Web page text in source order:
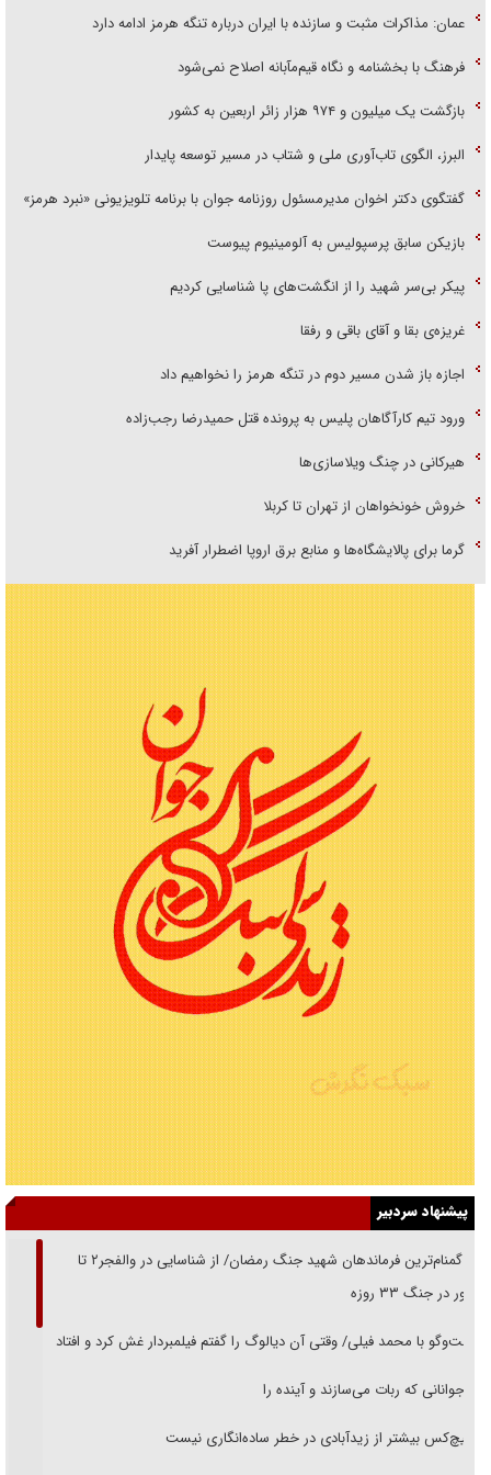
عمان: مذاکرات مثبت و سازنده با ایران درباره تنگه هرمز ادامه دارد
فرهنگ با بخشنامه و نگاه قیم‌مآبانه اصلاح نمی‌شود
بازگشت یک میلیون و ۹۷۴ هزار زائر اربعین به کشور
البرز، الگوی تاب‌آوری ملی و شتاب در مسیر توسعه پایدار
گفتگوی دکتر اخوان مدیرمسئول روزنامه جوان با برنامه تلویزیونی «نبرد هرمز»
بازیکن سابق پرسپولیس به آلومینیوم پیوست
پیکر بی‌سر شهید را از انگشت‌های پا شناسایی کردیم
غریزه‌ی بقا و آقای باقی و رفقا
اجازه باز شدن مسیر دوم در تنگه هرمز را نخواهیم داد
ورود تیم کارآگاهان پلیس به پرونده قتل حمیدرضا رجب‌زاده
هیرکانی در چنگ ویلاسازی‌ها
خروش خونخواهان از تهران تا کربلا
گرما برای پالایشگاه‌ها و منابع برق اروپا اضطرار آفرید
پیشنهاد سردبیر
از گمنام‌ترین فرماندهان شهید جنگ رمضان/ از شناسایی در والفجر۲ تا
حضور در جنگ ۳۳ روزه
گفت‌وگو با محمد فیلی/ وقتی آن دیالوگ را گفتم فیلمبردار غش کرد و افتاد
نوجوانانی که ربات می‌سازند و آینده را
هیچ‌کس بیشتر از زیدآبادی در خطر ساده‌انگاری نیست